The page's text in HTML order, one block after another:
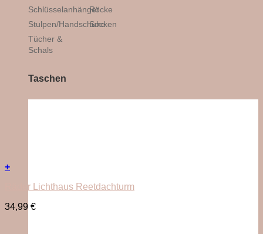
Schlüsselanhänger
Stulpen/Handschuhe
Tücher &
Schals
Röcke
Socken
Taschen
+
Räder Lichthaus Reetdachturm
34,99 €